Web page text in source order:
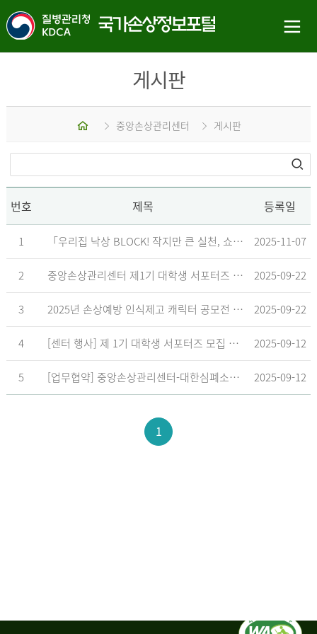
게시판
중앙손상관리센터 게시판
번호 제목 등록일
1 「우리집 낙상 BLOCK! 작지만 큰 실천, 쇼츠 챌린지」 수상작 발표 2025-11-07
2 중앙손상관리센터 제1기 대학생 서포터즈 합격자 발표 2025-09-22
3 2025년 손상예방 인식제고 캐릭터 공모전 결과발표 지연 안내 2025-09-22
4 [센터 행사] 제 1기 대학생 서포터즈 모집 공고 2025-09-12
5 [업무협약] 중앙손상관리센터-대한심폐소생협회, 학교현장 CPR 교육 확대 위한 업무협약 체결 2025-09-12
1